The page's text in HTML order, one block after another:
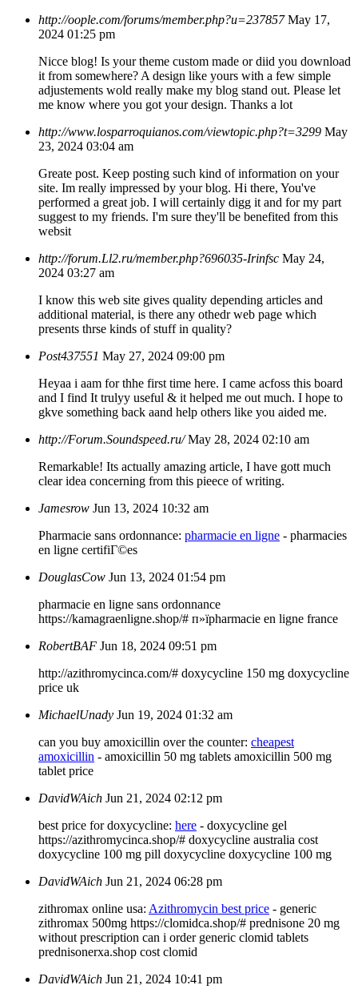
http://oople.com/forums/member.php?u=237857 May 17,
2024 01:25 pm
Nicce blog! Is your theme custom made or diid you download
it from somewhere? A design like yours with a few simple
adjustements wold really make my blog stand out. Please let
me know where you got your design. Thanks a lot
http://www.losparroquianos.com/viewtopic.php?t=3299 May
23, 2024 03:04 am
Greate post. Keep posting such kind of information on your
site. Im really impressed by your blog. Hi there, You've
performed a great job. I will certainly digg it and for my part
suggest to my friends. I'm sure they'll be benefited from this
websit
http://forum.Ll2.ru/member.php?696035-Irinfsc May 24,
2024 03:27 am
I know this web site gives quality depending articles and
additional material, is there any othedr web page which
presents thrse kinds of stuff in quality?
Post437551 May 27, 2024 09:00 pm
Heyaa i aam for thhe first time here. I came acfoss this board
and I find It trulyy useful & it helped me out much. I hope to
gkve something back aand help others like you aided me.
http://Forum.Soundspeed.ru/ May 28, 2024 02:10 am
Remarkable! Its actually amazing article, I have gott much
clear idea concerning from this pieece of writing.
Jamesrow Jun 13, 2024 10:32 am
Pharmacie sans ordonnance: pharmacie en ligne - pharmacies
en ligne certifiГ©es
DouglasCow Jun 13, 2024 01:54 pm
pharmacie en ligne sans ordonnance
https://kamagraenligne.shop/# п»їpharmacie en ligne france
RobertBAF Jun 18, 2024 09:51 pm
http://azithromycinca.com/# doxycycline 150 mg doxycycline
price uk
MichaelUnady Jun 19, 2024 01:32 am
can you buy amoxicillin over the counter: cheapest
amoxicillin - amoxicillin 50 mg tablets amoxicillin 500 mg
tablet price
DavidWAich Jun 21, 2024 02:12 pm
best price for doxycycline: here - doxycycline gel
https://azithromycinca.shop/# doxycycline australia cost
doxycycline 100 mg pill doxycycline doxycycline 100 mg
DavidWAich Jun 21, 2024 06:28 pm
zithromax online usa: Azithromycin best price - generic
zithromax 500mg https://clomidca.shop/# prednisone 20 mg
without prescription can i order generic clomid tablets
prednisonerxa.shop cost clomid
DavidWAich Jun 21, 2024 10:41 pm